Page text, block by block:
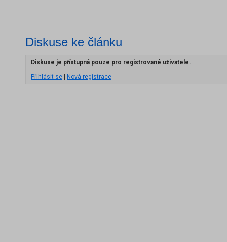
Diskuse ke článku
Diskuse je přístupná pouze pro registrované uživatele.
Přihlásit se
Nová registrace